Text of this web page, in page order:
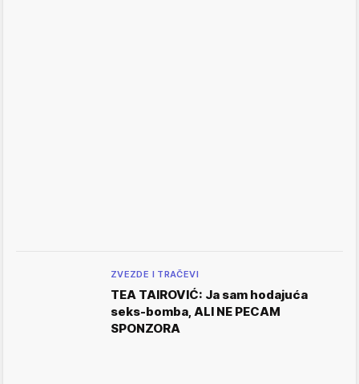
ZVEZDE I TRAČEVI
TEA TAIROVIĆ: Ja sam hodajuća
seks-bomba, ALI NE PECAM
SPONZORA